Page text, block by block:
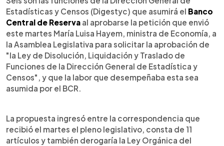
Estadísticas y Censos (Digestyc) que asumirá el Banco
Central de Reserva al aprobarse la petición que envió
este martes María Luisa Hayem, ministra de Economía, a
la Asamblea Legislativa para solicitar la aprobación de
"la Ley de Disolución, Liquidación y Traslado de
Funciones de la Dirección General de Estadística y
Censos", y que la labor que desempeñaba esta sea
asumida por el BCR.
La propuesta ingresó entre la correspondencia que
recibió el martes el pleno legislativo, consta de 11
artículos y también derogaría la Ley Orgánica del